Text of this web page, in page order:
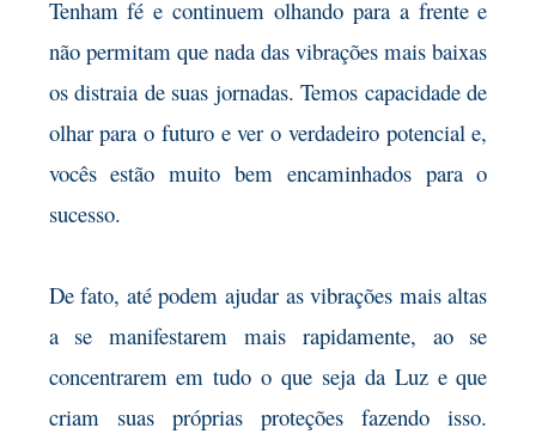
Tenham fé e continuem olhando para a frente e
não permitam que nada das vibrações mais baixas
os distraia de suas jornadas. Temos capacidade de
olhar para o futuro e ver o verdadeiro potencial e,
vocês estão muito bem encaminhados para o
sucesso.
De fato, até podem ajudar as vibrações mais altas
a se manifestarem mais rapidamente, ao se
concentrarem em tudo o que seja da Luz e que
criam suas próprias proteções fazendo isso.